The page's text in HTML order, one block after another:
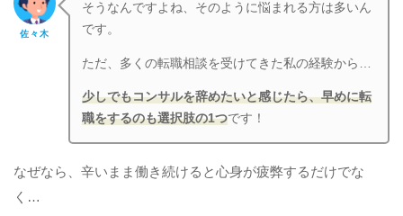
佐々木
そうなんですよね、そのように悩まれる方は多いん
です。
ただ、多くの転職相談を受けてきた私の経験から…
少しでもコンサルを辞めたいと感じたら、早めに転
職をするのも選択肢の1つです！
なぜなら、辛いまま働き続けると心身が疲弊するだけでな
く…